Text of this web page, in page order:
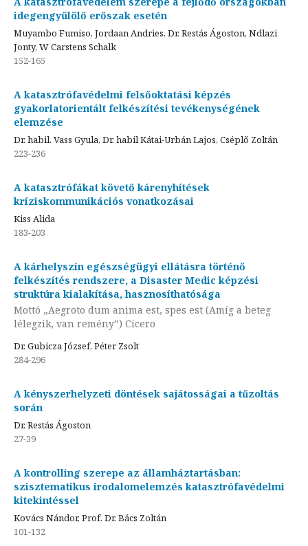
idegengyűlölő erőszak esetén
Muyambo Fumiso, Jordaan Andries, Dr. Restás Ágoston, Ndlazi
Jonty, W Carstens Schalk
152-165
A katasztrófavédelmi felsőoktatási képzés
gyakorlatorientált felkészítési tevékenységének
elemzése
Dr. habil. Vass Gyula, Dr. habil Kátai-Urbán Lajos, Cséplő Zoltán
223-236
A katasztrófákat követő kárenyhítések
kríziskommunikációs vonatkozásai
Kiss Alida
183-203
A kárhelyszín egészségügyi ellátásra történő
felkészítés rendszere, a Disaster Medic képzési
struktúra kialakítása, hasznosíthatósága
Mottó „Aegroto dum anima est, spes est (Amíg a beteg
lélegzik, van remény”) Cicero
Dr. Gubicza József, Péter Zsolt
284-296
A kényszerhelyzeti döntések sajátosságai a tűzoltás
során
Dr. Restás Ágoston
27-39
A kontrolling szerepe az államháztartásban:
szisztematikus irodalomelemzés katasztrófavédelmi
kitekintéssel
Kovács Nándor, Prof. Dr. Bács Zoltán
101-132